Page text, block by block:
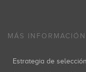
MÁS INFORMACIÓN
Estrategia de